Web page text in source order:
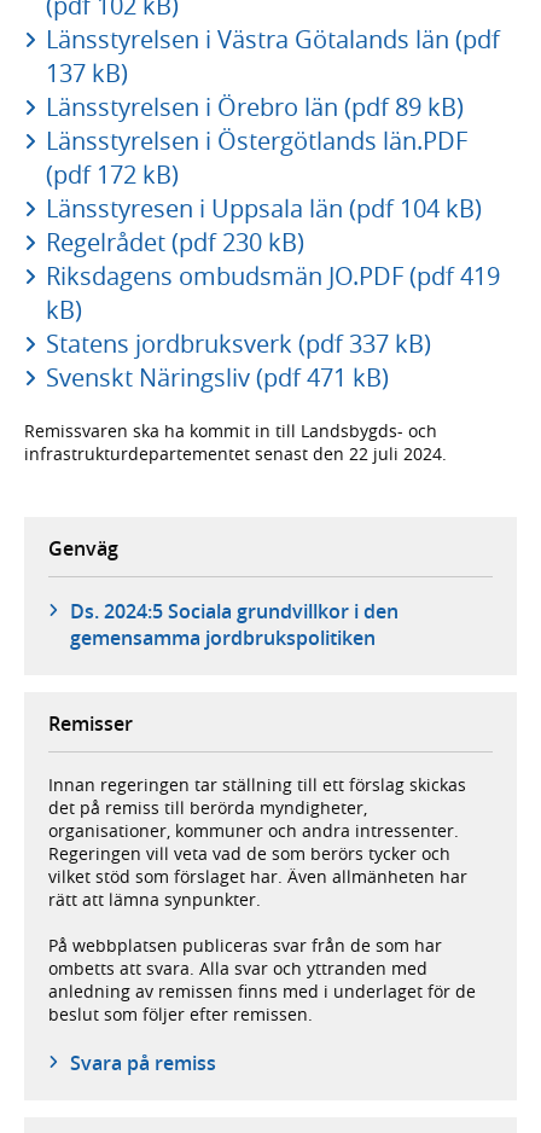
Länsstyrelsen i Västra Götalands län (pdf
137 kB)
Länsstyrelsen i Örebro län (pdf 89 kB)
Länsstyrelsen i Östergötlands län.PDF
(pdf 172 kB)
Länsstyresen i Uppsala län (pdf 104 kB)
Regelrådet (pdf 230 kB)
Riksdagens ombudsmän JO.PDF (pdf 419
kB)
Statens jordbruksverk (pdf 337 kB)
Svenskt Näringsliv (pdf 471 kB)
Remissvaren ska ha kommit in till Landsbygds- och
infrastrukturdepartementet senast den 22 juli 2024.
Genväg
Ds. 2024:5 Sociala grundvillkor i den
gemensamma jordbrukspolitiken
Remisser
Innan regeringen tar ställning till ett förslag skickas
det på remiss till berörda myndigheter,
organisationer, kommuner och andra intressenter.
Regeringen vill veta vad de som berörs tycker och
vilket stöd som förslaget har. Även allmänheten har
rätt att lämna synpunkter.
På webbplatsen publiceras svar från de som har
ombetts att svara. Alla svar och yttranden med
anledning av remissen finns med i underlaget för de
beslut som följer efter remissen.
Svara på remiss